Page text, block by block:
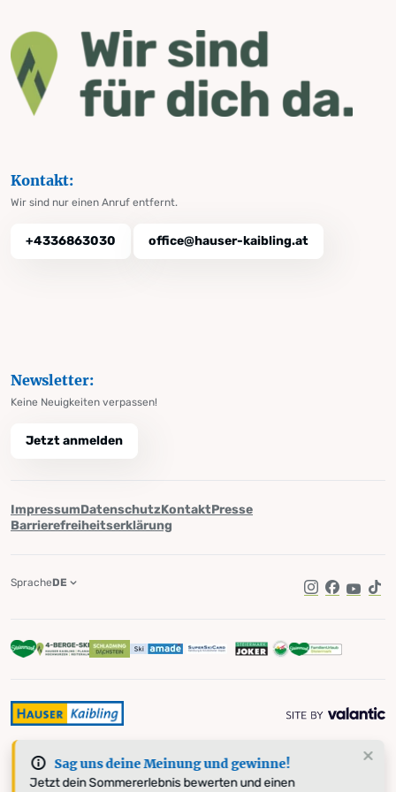
Sag uns deine Meinung und gewinne!
Jetzt dein Sommererlebnis bewerten und einen
Kontakt:
Wir sind nur einen Anruf entfernt.
+4336863030 office@hauser-kaibling.at
Newsletter:
Keine Neuigkeiten verpassen!
Jetzt anmelden
ImpressumDatenschutzKontaktPresse
Barrierefreiheitserklärung
Instagram
Facebook
SpracheDE